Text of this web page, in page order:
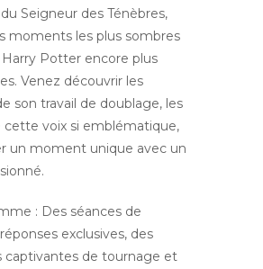
Seigneur des Ténèbres,
moments les plus sombres
Harry Potter encore plus
Venez découvrir les
son travail de doublage, les
cette voix si emblématique,
un moment unique avec un
: Des séances de
exclusives, des
captivantes de tournage et